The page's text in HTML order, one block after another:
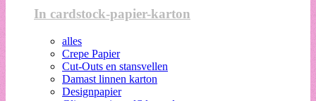
In cardstock-papier-karton
alles
Crepe Papier
Cut-Outs en stansvellen
Damast linnen karton
Designpapier